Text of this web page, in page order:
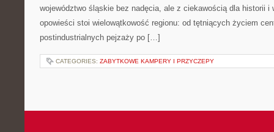
województwo śląskie bez nadęcia, ale z ciekawością dla historii i
opowieści stoi wielowątkowość regionu: od tętniących życiem
postindustrialnych pejzaży po […]
CATEGORIES: ZABYTKOWE KAMPERY I PRZYCZEPY